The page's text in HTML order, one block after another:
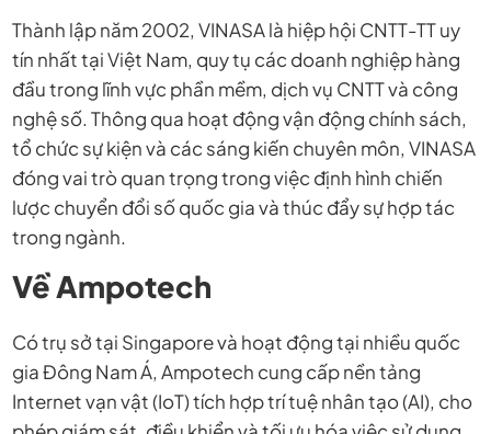
Thành lập năm 2002, VINASA là hiệp hội CNTT-TT uy
tín nhất tại Việt Nam, quy tụ các doanh nghiệp hàng
đầu trong lĩnh vực phần mềm, dịch vụ CNTT và công
nghệ số. Thông qua hoạt động vận động chính sách,
tổ chức sự kiện và các sáng kiến chuyên môn, VINASA
đóng vai trò quan trọng trong việc định hình chiến
lược chuyển đổi số quốc gia và thúc đẩy sự hợp tác
trong ngành.
Về Ampotech
Có trụ sở tại Singapore và hoạt động tại nhiều quốc
gia Đông Nam Á, Ampotech cung cấp nền tảng
Internet vạn vật (IoT) tích hợp trí tuệ nhân tạo (AI), cho